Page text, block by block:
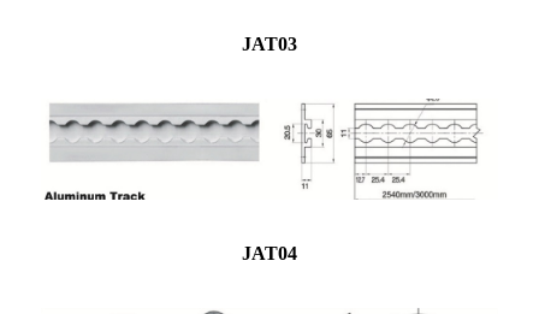
JAT03
JAT04